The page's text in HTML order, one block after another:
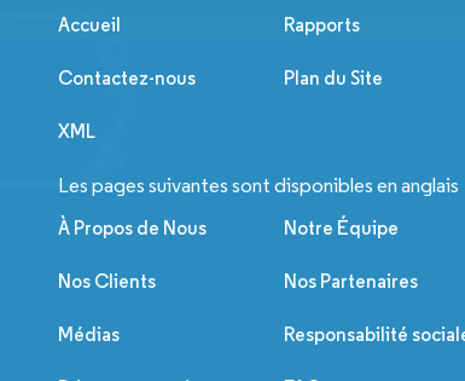
Accueil Rapports
Contactez-nous Plan du Site
XML
Les pages suivantes sont disponibles en anglais
À Propos de Nous Notre Équipe
Nos Clients Nos Partenaires
Médias Responsabilité